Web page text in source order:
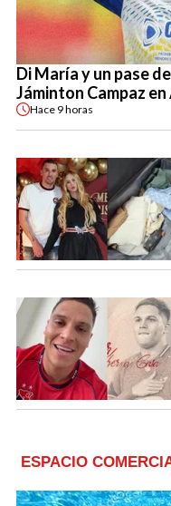
Di María y un pase
Jáminton Campaz
Hace 9 horas